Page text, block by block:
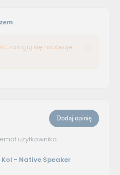
zaloguj się na swoje
Dodaj opinię
użytkownika
- Native Speaker